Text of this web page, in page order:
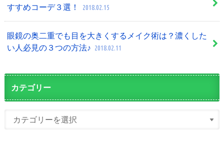
すすめコーデ３選！
2018.02.15
眼鏡の奥二重でも目を大きくするメイク術は？濃くした
い人必見の３つの方法♪ 2018.02.11
カテゴリー